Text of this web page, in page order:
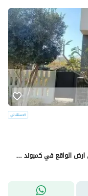
توين هاوس جاهزة للمعاينة في الشروق علي ارض الواقع في كمبوند ساكن بالفعل دقايق ل الجامعة البريطانية والمركز الطبي العالمي